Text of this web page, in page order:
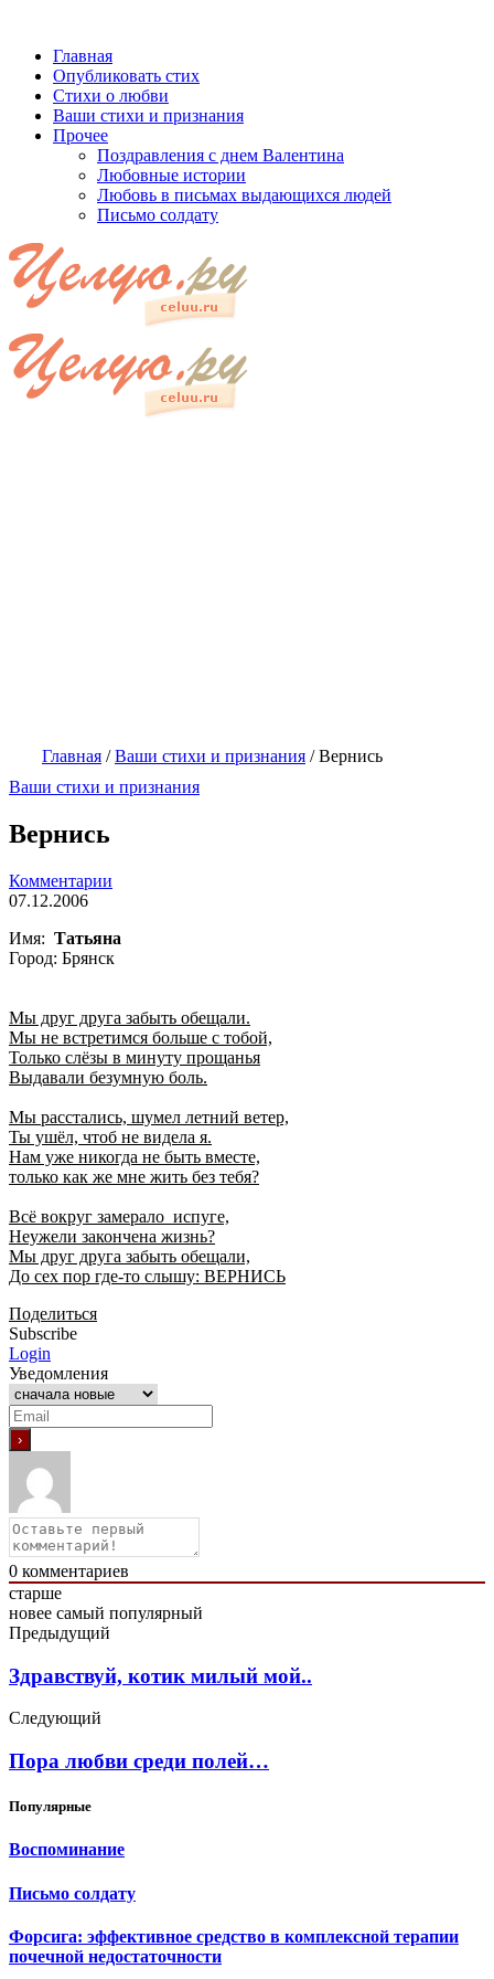
Главная
Опубликовать стих
Стихи о любви
Ваши стихи и признания
Прочее
Поздравления с днем Валентина
Любовные истории
Любовь в письмах выдающихся людей
Письмо солдату
Главная /Ваши стихи и признания /Вернись
Ваши стихи и признания
Вернись
Комментарии
07.12.2006
Имя: Татьяна
Город: Брянск
Мы друг друга забыть обещали.
Мы не встретимся больше с тобой,
Только слёзы в минуту прощанья
Выдавали безумную боль.
Мы расстались, шумел летний ветер,
Ты ушёл, чтоб не видела я.
Нам уже никогда не быть вместе,
только как же мне жить без тебя?
Всё вокруг замерало испуге,
Неужели закончена жизнь?
Мы друг друга забыть обещали,
До сех пор где-то слышу: ВЕРНИСЬ
Поделиться
Subscribe
Login
Уведомления
0 комментариев
старше
новее самый популярный
Предыдущий
Здравствуй, котик милый мой..
Следующий
Пора любви среди полей…
Популярные
Воспоминание
Письмо солдату
Форсига: эффективное средство в комплексной терапии
почечной недостаточности